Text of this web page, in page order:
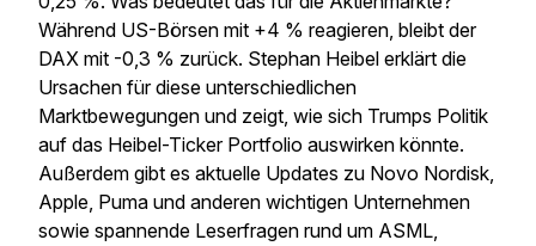
Während US-Börsen mit +4 % reagieren, bleibt der
DAX mit -0,3 % zurück. Stephan Heibel erklärt die
Ursachen für diese unterschiedlichen
Marktbewegungen und zeigt, wie sich Trumps Politik
auf das Heibel-Ticker Portfolio auswirken könnte.
Außerdem gibt es aktuelle Updates zu Novo Nordisk,
Apple, Puma und anderen wichtigen Unternehmen
sowie spannende Leserfragen rund um ASML,